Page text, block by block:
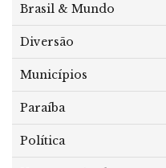
Brasil & Mundo
Diversão
Municípios
Paraíba
Política